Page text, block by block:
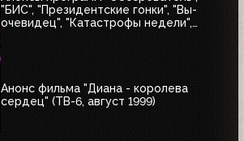
"БИС", "Президентские гонки", "Вы-
очевидец", "Катастрофы недели",
Анонс фильма "Диана - королева
сердец" (ТВ-6, август 1999)